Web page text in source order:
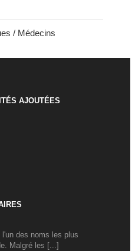
/ Médecins
AJOUTÉES
des noms les plus
Malgré les [...]